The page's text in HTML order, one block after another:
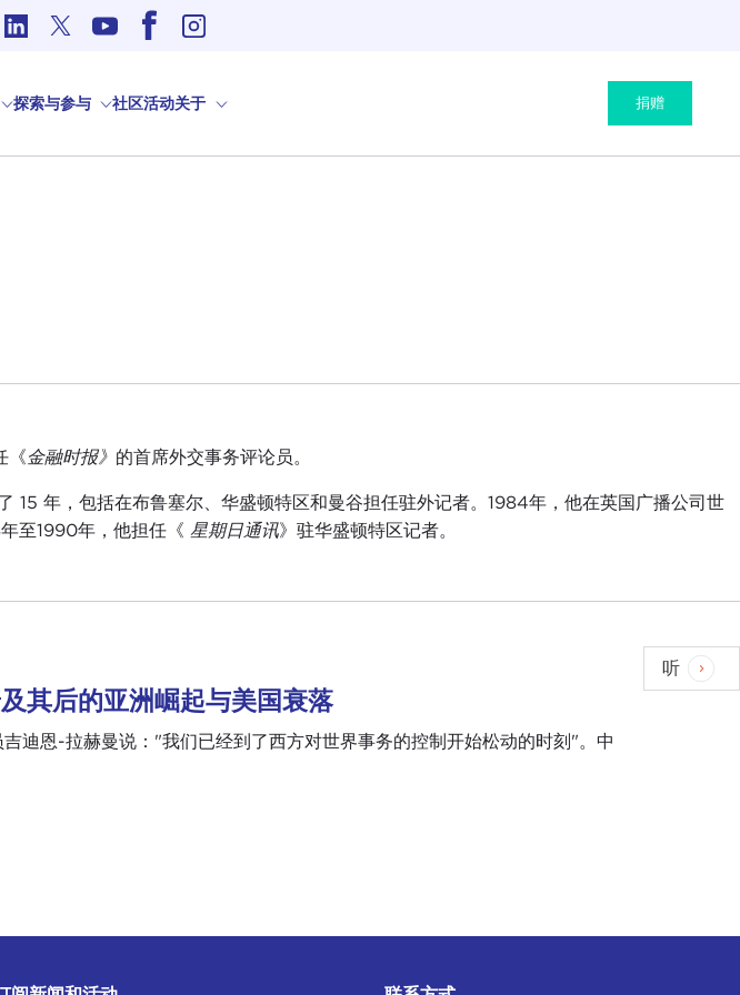
探索与参与 社区活动关于 捐赠
《金融时报》 的首席外交事务评论员。
15 年，包括在布鲁塞尔、华盛顿特区和曼谷担任驻外记者。1984年，他在英国广播公司世
至1990年，他担任《 星期日通讯》驻华盛顿特区记者。
其后的亚洲崛起与美国衰落
迪恩-拉赫曼说："我们已经到了西方对世界事务的控制开始松动的时刻"。中
听